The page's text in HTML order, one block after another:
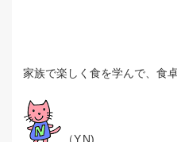
家族で楽しく食を学んで、食
（Y.N)